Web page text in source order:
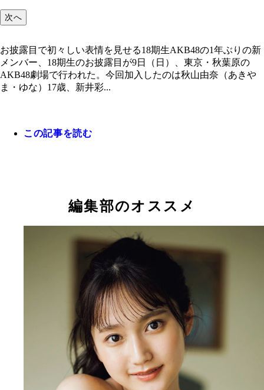
次へ
お披露目で初々しい表情を見せる18期生AKB48の1年ぶりの新
メンバー、18期生のお披露目が9日（日）、東京・秋葉原の
AKB48劇場で行われた。今回加入したのは秋山由奈（あきや
ま・ゆな）17歳、新井彩...
この記事を読む
編集部のオススメ